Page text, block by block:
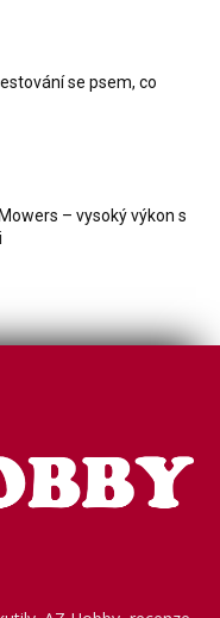
se psem, co
– vysoký výkon s